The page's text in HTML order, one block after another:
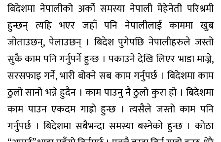
बिदेशमा नेपालीको अर्को समस्या नेपाली मेहेनेती परिश्रमी
हुन्छन् त्यहि भएर जहाँ पनि नेपालीलाई काममा खुब
जोताउछन्, पेलाउछन् । बिदेश पुगेपछि नेपालीहरुले जस्तो
सुकै काम पनि गर्नुपर्ने हुन्छ । पकाउने देखि लिएर भाडा माज्ने,
सरसफाइ गर्ने, भारी बोक्ने सब काम गर्नुपर्छ । बिदेशमा काम
ठुलो सानो भन्ने हुदैन । काम पाउनु नै ठुलो कुरा हो । बिदेशमा
काम पाउन एकदम गाह्रो हुन्छ । त्यसैले जस्तो काम पनि
गर्नुपर्छ । बिदेशमा सबैभन्दा समस्या बस्नेको हुन्छ । कोठा